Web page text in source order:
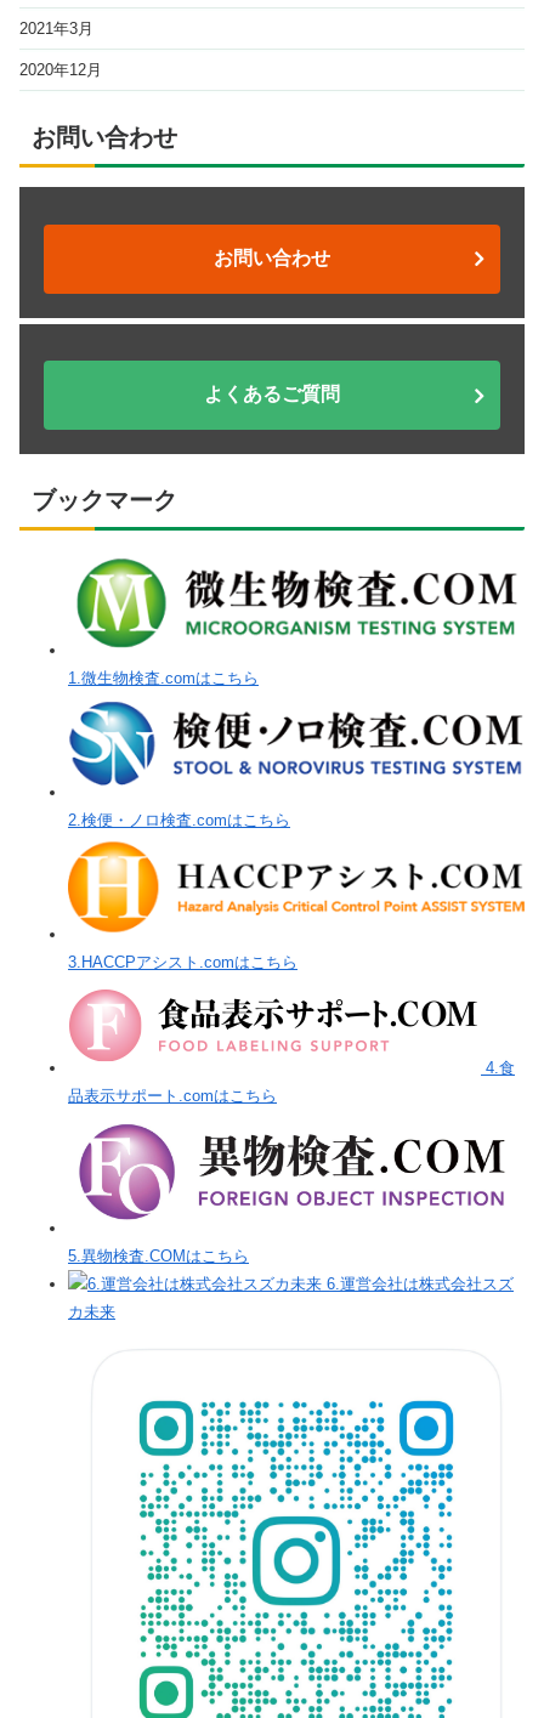
2021年3月
2020年12月
お問い合わせ
お問い合わせ
よくあるご質問
ブックマーク
1.微生物検査.comはこちら
2.検便・ノロ検査.comはこちら
3.HACCPアシスト.comはこちら
4.食
品表示サポート.comはこちら
5.異物検査.COMはこちら
6.運営会社は株式会社スズ
カ未来